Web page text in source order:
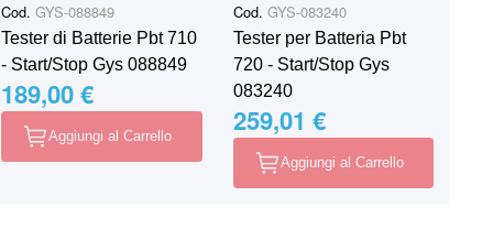
Cod. GYS-088849
Tester di Batterie Pbt 710
- Start/Stop Gys 088849
189,00 €
Aggiungi al Carrello
Cod. GYS-083240
Tester per Batteria Pbt
720 - Start/Stop Gys
083240
259,01 €
Aggiungi al Carrello